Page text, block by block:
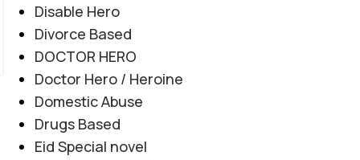
Disable Hero
Divorce Based
DOCTOR HERO
Doctor Hero / Heroine
Domestic Abuse
Drugs Based
Eid Special novel